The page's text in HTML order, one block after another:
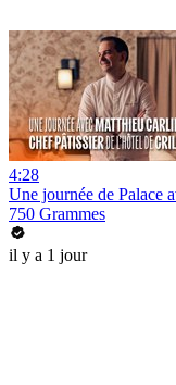
4:28
Une journée de Palace
750 Grammes
il y a 1 jour